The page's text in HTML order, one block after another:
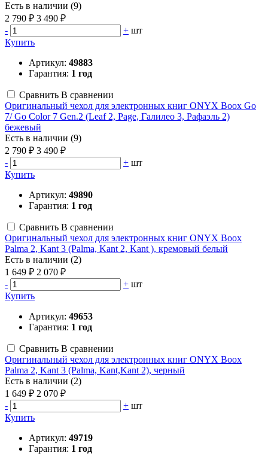
Есть в наличии (9)
2 790 ₽ 3 490 ₽
-
+ шт
Купить
Артикул: 49883
Гарантия: 1 год
Сравнить В сравнении
Оригинальный чехол для электронных книг ONYX Boox Go
7/ Go Color 7 Gen.2 (Leaf 2, Page, Галилео 3, Рафаэль 2)
бежевый
Есть в наличии (9)
2 790 ₽ 3 490 ₽
-
+ шт
Купить
Артикул: 49890
Гарантия: 1 год
Сравнить В сравнении
Оригинальный чехол для электронных книг ONYX Boox
Palma 2, Kant 3 (Palma, Kant 2, Kant ), кремовый белый
Есть в наличии (2)
1 649 ₽ 2 070 ₽
-
+ шт
Купить
Артикул: 49653
Гарантия: 1 год
Сравнить В сравнении
Оригинальный чехол для электронных книг ONYX Boox
Palma 2, Kant 3 (Palma, Kant,Kant 2), черный
Есть в наличии (2)
1 649 ₽ 2 070 ₽
-
+ шт
Купить
Артикул: 49719
Гарантия: 1 год